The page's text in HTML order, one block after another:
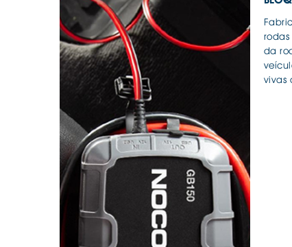
. SEGURANÇA DE CARGA
. SUPORTE BICICLETAS
. TAMPÕES JANTES
. TAPETES
. TAPETES
. TAPETES
. TAPETES
. TAPETES
MALA
rodas
da
vivas